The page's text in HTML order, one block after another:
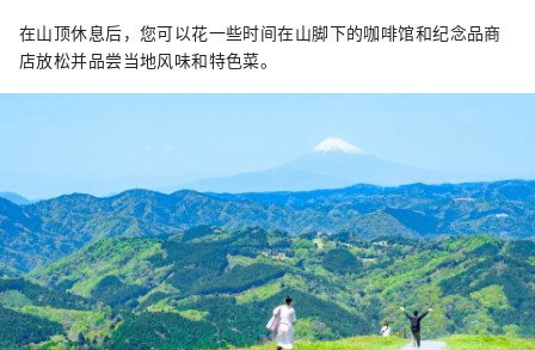
在山顶休息后，您可以花一些时间在山脚下的咖啡馆和纪念品商
店放松并品尝当地风味和特色菜。